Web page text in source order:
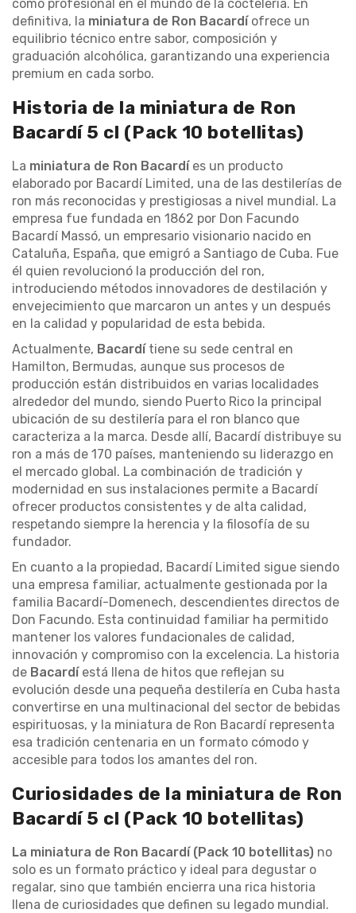
como profesional en el mundo de la coctelería. En
definitiva, la miniatura de Ron Bacardíofrece un
equilibrio técnico entre sabor, composición y
graduación alcohólica, garantizando una experiencia
premium en cada sorbo.
Historia de la miniatura de Ron
Bacardí 5 cl (Pack 10 botellitas)
La miniatura de Ron Bacardíes un producto
elaborado por Bacardí Limited, una de las destilerías de
ron más reconocidas y prestigiosas a nivel mundial. La
empresa fue fundada en 1862 por Don Facundo
Bacardí Massó, un empresario visionario nacido en
Cataluña, España, que emigró a Santiago de Cuba. Fue
él quien revolucionó la producción del ron,
introduciendo métodos innovadores de destilación y
envejecimiento que marcaron un antes y un después
en la calidad y popularidad de esta bebida.
Actualmente, Bacardí tiene su sede central en
Hamilton, Bermudas, aunque sus procesos de
producción están distribuidos en varias localidades
alrededor del mundo, siendo Puerto Rico la principal
ubicación de su destilería para el ron blanco que
caracteriza a la marca. Desde allí, Bacardí distribuye su
ron a más de 170 países, manteniendo su liderazgo en
el mercado global. La combinación de tradición y
modernidad en sus instalaciones permite a Bacardí
ofrecer productos consistentes y de alta calidad,
respetando siempre la herencia y la filosofía de su
fundador.
En cuanto a la propiedad, Bacardí Limited sigue siendo
una empresa familiar, actualmente gestionada por la
familia Bacardí-Domenech, descendientes directos de
Don Facundo. Esta continuidad familiar ha permitido
mantener los valores fundacionales de calidad,
innovación y compromiso con la excelencia. La historia
de Bacardí está llena de hitos que reflejan su
evolución desde una pequeña destilería en Cuba hasta
convertirse en una multinacional del sector de bebidas
espirituosas, y la miniatura de Ron Bacardí representa
esa tradición centenaria en un formato cómodo y
accesible para todos los amantes del ron.
Curiosidades de la miniatura de Ron
Bacardí 5 cl (Pack 10 botellitas)
La miniatura de Ron Bacardí (Pack 10 botellitas) no
solo es un formato práctico y ideal para degustar o
regalar, sino que también encierra una rica historia
llena de curiosidades que definen su legado mundial.